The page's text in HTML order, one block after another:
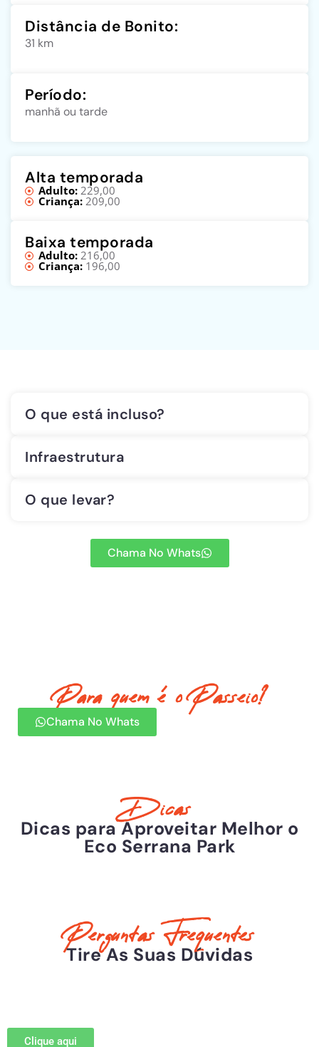
Distância de Bonito:
31 km
Período:
manhã ou tarde
Alta temporada
Adulto: 229,00
Criança: 209,00
Baixa temporada
Adulto: 216,00
Criança: 196,00
O que está incluso?
Infraestrutura
O que levar?
Chama No Whats
Para quem é o Passeio?
Chama No Whats
Dicas
Dicas para Aproveitar Melhor o
Eco Serrana Park
Perguntas Frequentes
Tire As Suas Dúvidas
Clique aqui